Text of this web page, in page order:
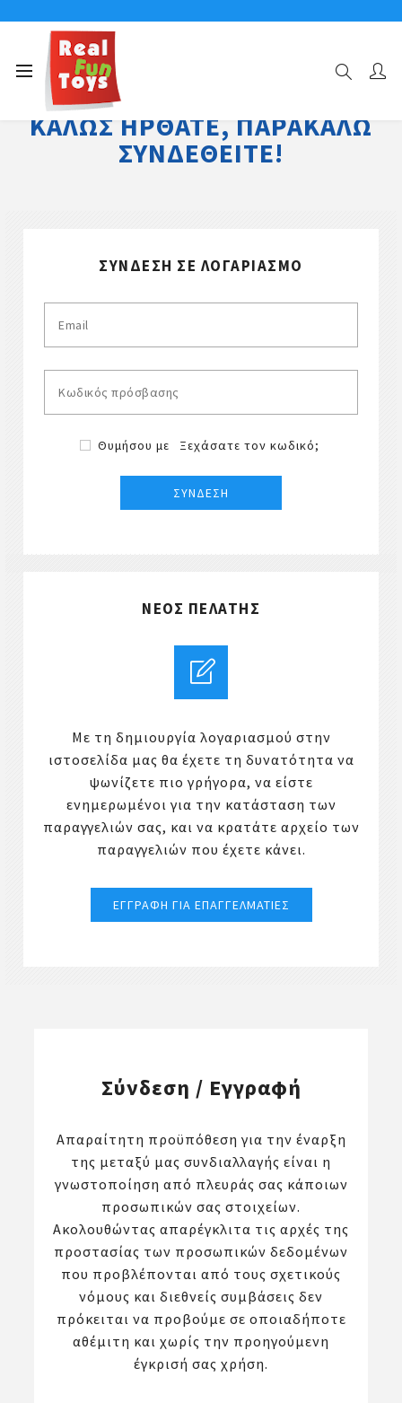
ΚΑΛΏΣ ΉΡΘΑΤΕ, ΠΑΡΑΚΑΛΏ
ΣΥΝΔΕΘΕΊΤΕ!
ΣΎΝΔΕΣΗ ΣΕ ΛΟΓΑΡΙΑΣΜΌ
Θυμήσου με Ξεχάσατε τον κωδικό;
ΝΈΟΣ ΠΕΛΆΤΗΣ
Με τη δημιουργία λογαριασμού στην
ιστοσελίδα μας θα έχετε τη δυνατότητα να
ψωνίζετε πιο γρήγορα, να είστε
ενημερωμένοι για την κατάσταση των
παραγγελιών σας, και να κρατάτε αρχείο των
παραγγελιών που έχετε κάνει.
Σύνδεση / Εγγραφή
Απαραίτητη προϋπόθεση για την έναρξη
της μεταξύ μας συνδιαλλαγής είναι η
γνωστοποίηση από πλευράς σας κάποιων
προσωπικών σας στοιχείων.
Ακολουθώντας απαρέγκλιτα τις αρχές της
προστασίας των προσωπικών δεδομένων
που προβλέπονται από τους σχετικούς
νόμους και διεθνείς συμβάσεις δεν
πρόκειται να προβούμε σε οποιαδήποτε
αθέμιτη και χωρίς την προηγούμενη
έγκρισή σας χρήση.